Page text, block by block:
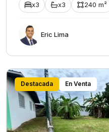
x3 x3 240 m²
Eric Lima
Destacada En Venta